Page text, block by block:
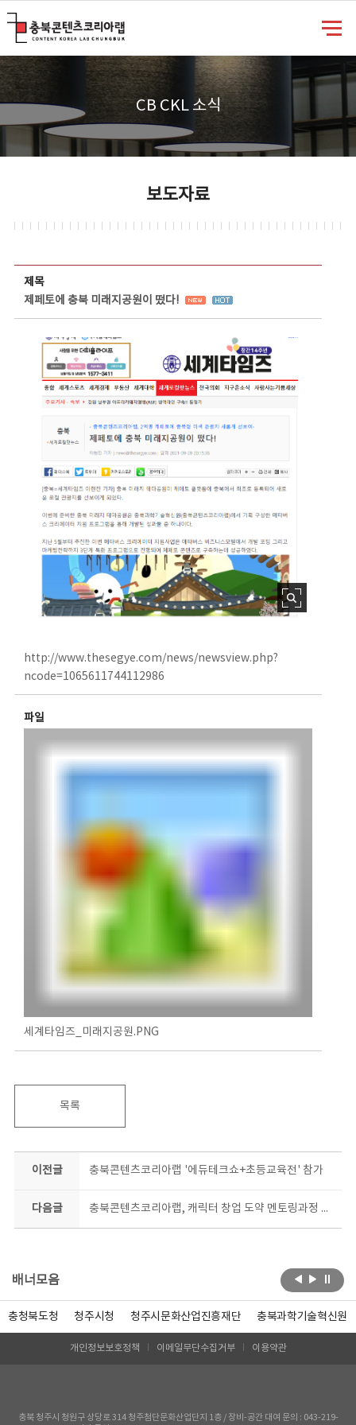
CB CKL 소식
보도자료
제목
제페토에 충북 미래지공원이 떴다!
http://www.thesegye.com/news/newsview.php?
ncode=1065611744112986
파일
세계타임즈_미래지공원.PNG
목록
이전글 충북콘텐츠코리아랩 '에듀테크쇼+초등교육전' 참가
다음글 충북콘텐츠코리아랩, 캐릭터 창업 도약 멘토링과정 참여자 모집
배너모음
충청북도청 청주시청 청주시문화산업진흥재단 충북과학기술혁신원
개인정보보호정책 이메일무단수집거부 이용약관
충북 청주시 청원구 상당로 314 청주첨단문화산업단지 1층 / 장비-공간 대여 문의 : 043-219-